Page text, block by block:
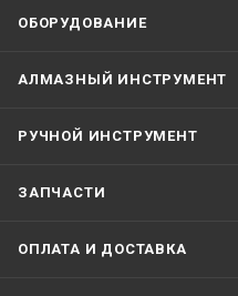
ОБОРУДОВАНИЕ
АЛМАЗНЫЙ ИНСТРУМЕНТ
РУЧНОЙ ИНСТРУМЕНТ
ЗАПЧАСТИ
ОПЛАТА И ДОСТАВКА